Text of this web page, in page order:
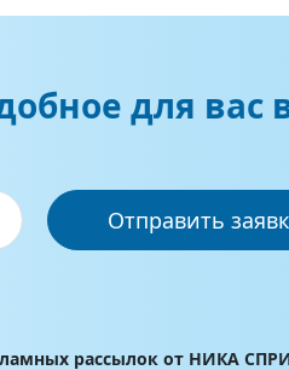
для вас
Отправить
рассылок от НИКА